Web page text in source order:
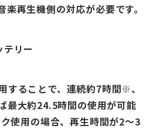
楽再生機側の対応が必要です。
リー
することで、連続約7時間※、
最大約24.5時間の使用が可能
使用の場合、再生時間が2〜3